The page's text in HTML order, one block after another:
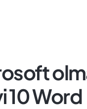
10 Word